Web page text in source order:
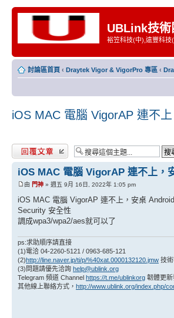
UBLink技術
裕笠科技(中),遠豐科技
討論區首頁 ‹ Draytek Vigor & VigorPro 專區 ‹
iOS MAC 電腦 VigorAP 連不
發表回覆
iOS MAC 電腦 VigorAP 連不上
由 門神 » 週五 9月 16日, 2022年 1:05 pm
iOS MAC 電腦 VigorAP 連不上，安桌
Security 安全性
調成wpa3/wpa2/aes就可以了
ps:求助順序請直接
(1)電洽 04-2260-5121 / 0963-685-121
(2)http://line.naver.jp/ti/p/%40xat.0000132120.jmw 技
(3)問題請優先洽詢 help@ublink.org
Telegram 頻道 Channel https://t.me/ublinkorg 韌體更新
其他線上聯絡方式， http://www.ublink.org/index.php/